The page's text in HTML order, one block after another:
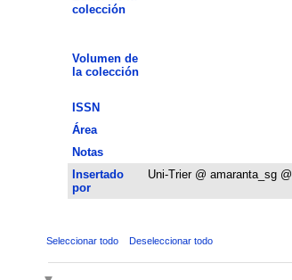
colección
Volumen de
la colección
ISSN
Área
Notas
Insertado
por
Uni-Trier @ amaranta_sg @
Seleccionar todo Deseleccionar todo